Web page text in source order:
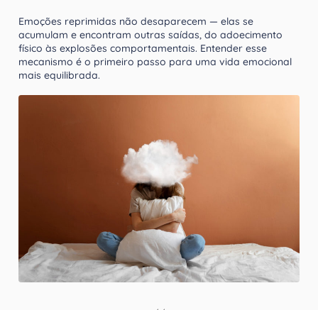
Emoções reprimidas não desaparecem — elas se
acumulam e encontram outras saídas, do adoecimento
físico às explosões comportamentais. Entender esse
mecanismo é o primeiro passo para uma vida emocional
mais equilibrada.